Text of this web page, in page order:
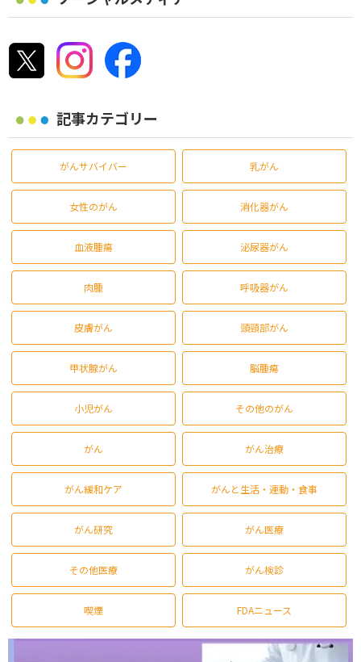
記事カテゴリー
がんサバイバー 乳がん
女性のがん 消化器がん
血液腫瘍 泌尿器がん
肉腫 呼吸器がん
皮膚がん 頭頸部がん
甲状腺がん 脳腫瘍
小児がん その他のがん
がん がん治療
がん緩和ケア がんと生活・運動・食事
がん研究 がん医療
その他医療 がん検診
喫煙 FDAニュース